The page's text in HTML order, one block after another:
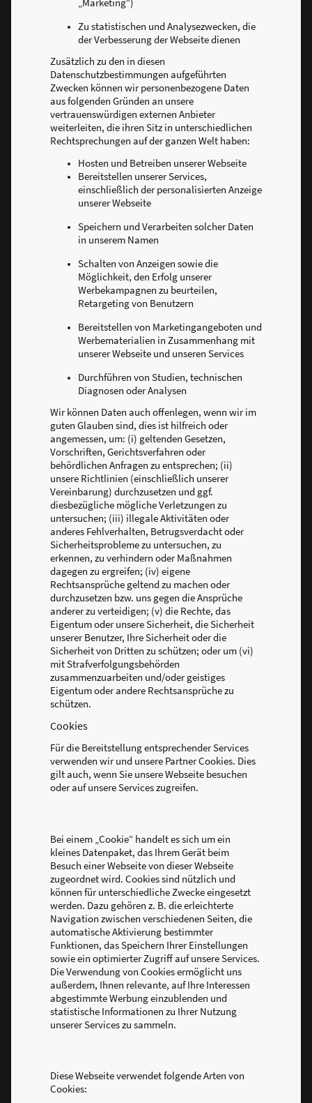
Zu statistischen und Analysezwecken, die
der Verbesserung der Webseite dienen
Zusätzlich zu den in diesen
Datenschutzbestimmungen aufgeführten
Zwecken können wir personenbezogene Daten
aus folgenden Gründen an unsere
vertrauenswürdigen externen Anbieter
weiterleiten, die ihren Sitz in unterschiedlichen
Rechtsprechungen auf der ganzen Welt haben:
Hosten und Betreiben unserer Webseite
Bereitstellen unserer Services,
einschließlich der personalisierten Anzeige
unserer Webseite
Speichern und Verarbeiten solcher Daten
in unserem Namen
Schalten von Anzeigen sowie die
Möglichkeit, den Erfolg unserer
Werbekampagnen zu beurteilen,
Retargeting von Benutzern
Bereitstellen von Marketingangeboten und
Werbematerialien in Zusammenhang mit
unserer Webseite und unseren Services
Durchführen von Studien, technischen
Diagnosen oder Analysen
Wir können Daten auch offenlegen, wenn wir im
guten Glauben sind, dies ist hilfreich oder
angemessen, um: (i) geltenden Gesetzen,
Vorschriften, Gerichtsverfahren oder
behördlichen Anfragen zu entsprechen; (ii)
unsere Richtlinien (einschließlich unserer
Vereinbarung) durchzusetzen und ggf.
diesbezügliche mögliche Verletzungen zu
untersuchen; (iii) illegale Aktivitäten oder
anderes Fehlverhalten, Betrugsverdacht oder
Sicherheitsprobleme zu untersuchen, zu
erkennen, zu verhindern oder Maßnahmen
dagegen zu ergreifen; (iv) eigene
Rechtsansprüche geltend zu machen oder
durchzusetzen bzw. uns gegen die Ansprüche
anderer zu verteidigen; (v) die Rechte, das
Eigentum oder unsere Sicherheit, die Sicherheit
unserer Benutzer, Ihre Sicherheit oder die
Sicherheit von Dritten zu schützen; oder um (vi)
mit Strafverfolgungsbehörden
zusammenzuarbeiten und/oder geistiges
Eigentum oder andere Rechtsansprüche zu
schützen.
Cookies
Für die Bereitstellung entsprechender Services
verwenden wir und unsere Partner Cookies. Dies
gilt auch, wenn Sie unsere Webseite besuchen
oder auf unsere Services zugreifen.
Bei einem „Cookie“ handelt es sich um ein
kleines Datenpaket, das Ihrem Gerät beim
Besuch einer Webseite von dieser Webseite
zugeordnet wird. Cookies sind nützlich und
können für unterschiedliche Zwecke eingesetzt
werden. Dazu gehören z. B. die erleichterte
Navigation zwischen verschiedenen Seiten, die
automatische Aktivierung bestimmter
Funktionen, das Speichern Ihrer Einstellungen
sowie ein optimierter Zugriff auf unsere Services.
Die Verwendung von Cookies ermöglicht uns
außerdem, Ihnen relevante, auf Ihre Interessen
abgestimmte Werbung einzublenden und
statistische Informationen zu Ihrer Nutzung
unserer Services zu sammeln.
Diese Webseite verwendet folgende Arten von
Cookies: